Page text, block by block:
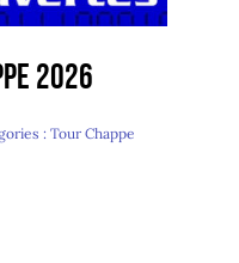
2026
: Tour Chappe